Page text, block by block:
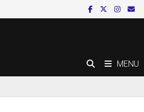
MENU